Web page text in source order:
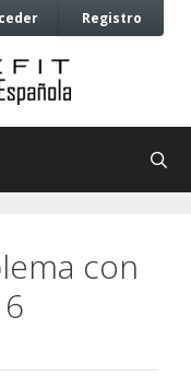
Registro
con